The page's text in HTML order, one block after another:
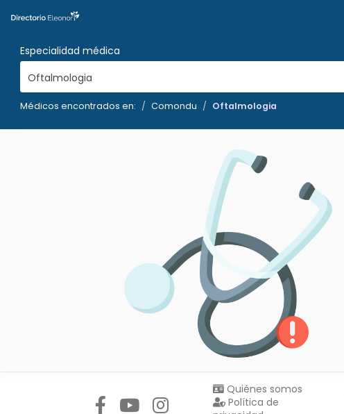
Especialidad médica
Oftalmologia
Médicos encontrados en: Comondu Oftalmologia
Quiénes somos
Política de